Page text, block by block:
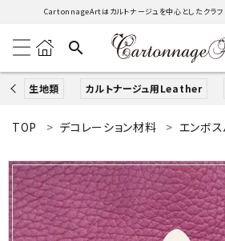
CartonnageArtはカルトナージュを中心としたクラフ
search
生地類 カルトナージュ用Leather
search
ACCOUNT MENU
ようこそ ゲスト 様
TOP デコレーション材料 エンボ